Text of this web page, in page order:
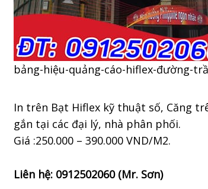
bảng-hiệu-quảng-cáo-hiflex-đường-
In trên Bạt Hiflex kỹ thuật số, Căng
gắn tại các đại lý, nhà phân phối.
Giá :250.000 – 390.000 VND/M2.
Liên hệ: 0912502060 (Mr. Sơn)